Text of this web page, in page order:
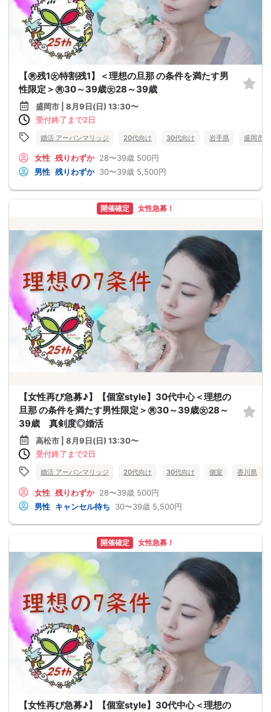
【㊚残1㊛特割残1】＜理想の旦那 の条件を満たす男
性限定＞㊚30～39歳㊛28～39歳
盛岡市 | 8月9日(日) 13:30〜
受付終了まで2日
婚活 アーバンマリッジ 20代向け 30代向け 岩手県 盛岡市
女性 残りわずか 28〜39歳 500円
男性 残りわずか 30〜39歳 5,500円
開催確定 女性急募！
【女性再び急募♪】【個室style】30代中心＜理想の
旦那 の条件を満たす男性限定＞㊚30～39歳㊛28～
39歳 真剣度◎婚活
高松市 | 8月9日(日) 13:30〜
受付終了まで2日
婚活 アーバンマリッジ 20代向け 30代向け 個室 香川県
女性 残りわずか 28〜39歳 500円
男性 キャンセル待ち 30〜39歳 5,500円
開催確定 女性急募！
【女性再び急募♪】【個室style】30代中心＜理想の